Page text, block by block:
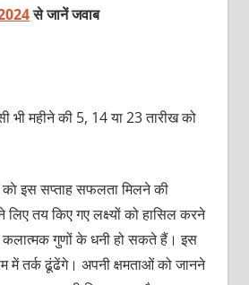
से जानें जवाब
भी महीने की 5, 14 या 23 तारीख को
इस सप्‍ताह सफलता मिलने की
तय किए गए लक्ष्‍यों को हासिल करने
कलात्‍मक गुणों के धनी हो सकते हैं। इस
में तर्क ढूंढेंगे। अपनी क्षमताओं को जानने